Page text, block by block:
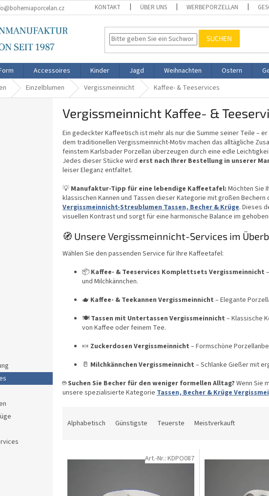
KONTAKT ÜBER UNS WERBEPORZELLAN
SUCHEN
Accessoires Kinder Jagd Weihnachten Ostern
Einzelblumen Vergissmeinnicht Kaffee- & Teeservices
Vergissmeinnicht Kaffee- &
Ein gedeckter Kaffeetisch ist mehr als nur die Summe seiner Teile –
dem traditionellen Vergissmeinnicht-Motiv machen das alltägliche
feinstem Karlsbader Porzellan überzeugen durch eine edle
Jedes dieser Stücke wird erst nach Ihrer Bestellung in unserer
leiser Eleganz entfaltet.
💡 Manufaktur-Tipp für eine lebendige Kaffeetafel: Möchten Sie
klassischen Kannen und Tassen dieser Kategorie mit großen
Vergissmeinnicht-Streublumen Tassen, Becher & Krüge. Dieses
visuellen Kontrast und sorgt für eine harmonische Balance im
🧭 Unsere Vergissmeinnicht-Services im
Wählen Sie den passenden Service für Ihre Kaffeetafel:
📦 Kaffee- & Teeservices Komplettsets Vergissmeinnicht
und Milchkännchen.
🫖 Kaffee- & Teekannen Vergissmeinnicht – Elegante
🍽️ Tassen mit Untertassen Vergissmeinnicht – Klassische
von Kaffee oder feinem Tee.
🍬 Zuckerdosen Vergissmeinnicht – Formschöne
🥛 Milchkännchen Vergissmeinnicht – Schlanke Gießer mit
☕Suchen Sie Becher für den weniger formellen Alltag? Wenn Sie
unsere spezialisierte Kategorie Tassen, Becher & Krüge
Alphabetisch Günstigste Teuerste Meistverkauft
Art.-Nr.: KDPO087